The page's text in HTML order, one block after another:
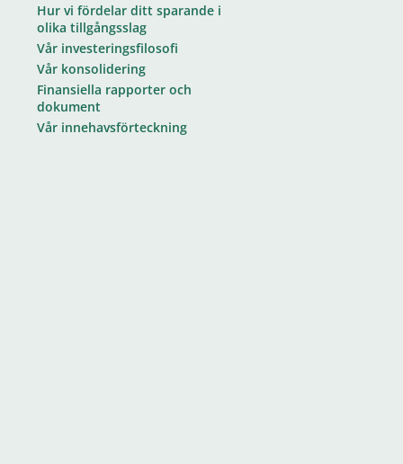
Hur vi fördelar ditt sparande i
olika tillgångsslag
Vår investeringsfilosofi
Vår konsolidering
Finansiella rapporter och
dokument
Vår innehavsförteckning